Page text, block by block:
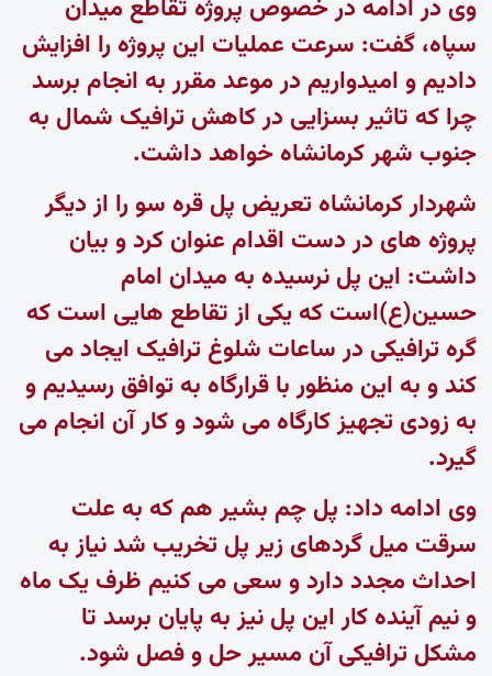
وی در ادامه در خصوص پروژه تقاطع میدان
سپاه، گفت: سرعت عملیات این پروژه را افزایش
دادیم و امیدواریم در موعد مقرر به انجام برسد
چرا که تاثیر بسزایی در کاهش ترافیک شمال به
جنوب شهر کرمانشاه خواهد داشت.
شهردار کرمانشاه تعریض پل قره سو را از دیگر
پروژه های در دست اقدام عنوان کرد و بیان
داشت: این پل نرسیده به میدان امام
حسین(ع)است که یکی از تقاطع هایی است که
گره ترافیکی در ساعات شلوغ ترافیک ایجاد می
کند و به این منظور با قرارگاه به توافق رسیدیم و
به زودی تجهیز کارگاه می شود و کار آن انجام می
گیرد.
وی ادامه داد: پل چم بشیر هم که به علت
سرقت میل گردهای زیر پل تخریب شد نیاز به
احداث مجدد دارد و سعی می کنیم ظرف یک ماه
و نیم آینده کار این پل نیز به پایان برسد تا
مشکل ترافیکی آن مسیر حل و فصل شود.